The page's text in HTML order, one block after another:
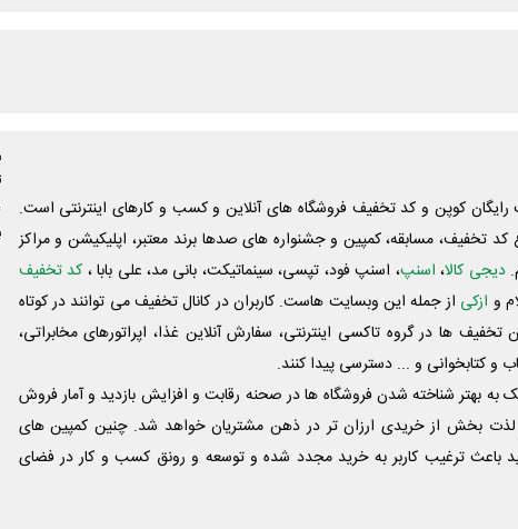
کوپن و کد تخفیف فروشگاه های آنلاین و کسب و‌ کارهای اینترنتی است.
تخفیف، مسابقه، کمپین و جشنواره های صدها برند معتبر، اپلیکیشن و مراکز
دیجی کالا، اسنپ، اسنپ فود، تپسی، سینماتیکت، بانی مد، علی‌ بابا ، کد تخفیف
و ازکی از جمله این وبسایت ‌هاست. کاربران در کانال تخفیف می توانند در کوتاه
ها در گروه تاکسی اینترنتی، سفارش آنلاین غذا، اپراتورهای مخابراتی،
و کتابخوانی و ... دسترسی پیدا کنند.
به بهتر شناخته شدن فروشگاه ها در صحنه رقابت و افزایش بازدید و آمار فروش
لذت بخش از خریدی ارزان تر در ذهن مشتریان خواهد شد. چنین کمپین های
ترغیب کاربر به خرید مجدد شده و توسعه و رونق کسب و کار در فضای